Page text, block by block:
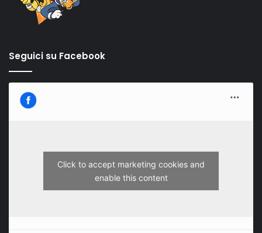
Seguici su Facebook
Click to accept marketing cookies and
enable this content